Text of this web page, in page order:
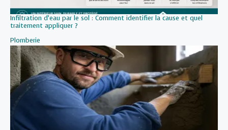
Infiltration d’eau par le sol : Comment identifier la cause et quel
traitement appliquer ?
Par rapport à
Plomberie